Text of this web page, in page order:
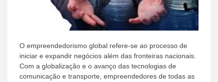
O empreendedorismo global refere-se ao processo de
iniciar e expandir negócios além das fronteiras nacionais.
Com a globalização e o avanço das tecnologias de
comunicação e transporte, empreendedores de todas as